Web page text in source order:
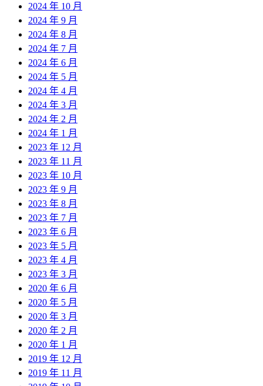
2024 年 10 月
2024 年 9 月
2024 年 8 月
2024 年 7 月
2024 年 6 月
2024 年 5 月
2024 年 4 月
2024 年 3 月
2024 年 2 月
2024 年 1 月
2023 年 12 月
2023 年 11 月
2023 年 10 月
2023 年 9 月
2023 年 8 月
2023 年 7 月
2023 年 6 月
2023 年 5 月
2023 年 4 月
2023 年 3 月
2020 年 6 月
2020 年 5 月
2020 年 3 月
2020 年 2 月
2020 年 1 月
2019 年 12 月
2019 年 11 月